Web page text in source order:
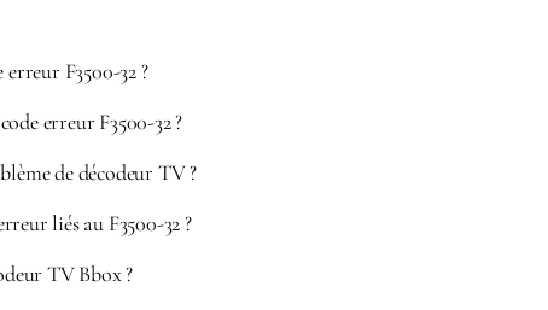
F3500-32 ?
erreur F3500-32 ?
de décodeur TV ?
liés au F3500-32 ?
TV Bbox ?